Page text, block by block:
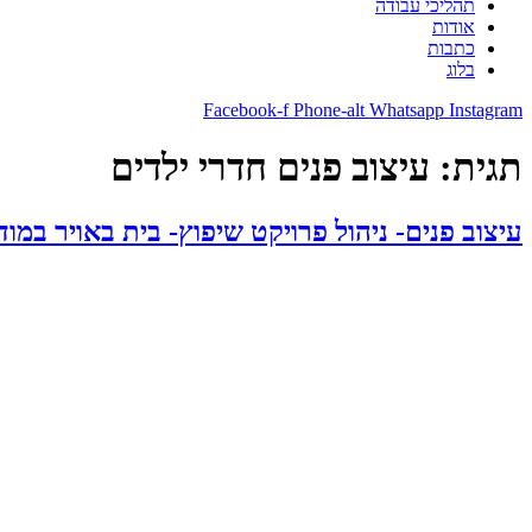
תהליכי עבודה
אודות
כתבות
בלוג
Facebook-f Phone-alt Whatsapp Instagram
תגית: עיצוב פנים חדרי ילדים
עיצוב פנים- ניהול פרויקט שיפוץ- בית באויר